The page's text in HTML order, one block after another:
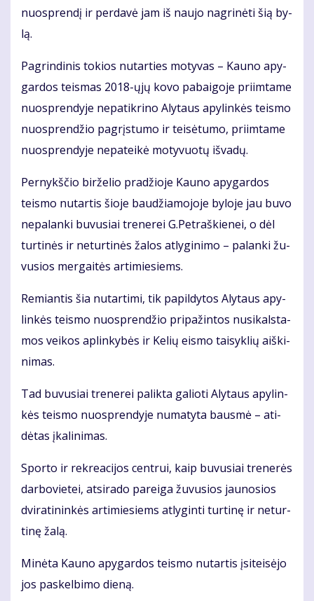
nuosp­ren­dį ir per­da­vė jam iš nau­jo nag­ri­nė­ti šią by­
lą.
Pa­grin­di­nis to­kios nu­tar­ties mo­ty­vas – Kau­no apy­
gar­dos teis­mas 2018-ųjų ko­vo pa­bai­go­je pri­im­ta­me
nuosp­ren­dy­je ne­pa­tik­ri­no Aly­taus apy­lin­kės teis­mo
nuosp­ren­džio pa­grįs­tu­mo ir tei­sė­tu­mo, pri­im­ta­me
nuosp­ren­dy­je ne­pa­tei­kė mo­ty­vuo­tų iš­va­dų.
Per­nykš­čio bir­že­lio pra­džio­je Kau­no apy­gar­dos
teis­mo nu­tar­tis šio­je bau­džia­mo­jo­je by­lo­je jau bu­vo
ne­pa­lan­ki bu­vu­siai tre­ne­rei G.Pet­raš­kie­nei, o dėl
tur­ti­nės ir ne­tur­ti­nės ža­los at­ly­gi­ni­mo – pa­lan­ki žu­
vu­sios mer­gai­tės ar­ti­mie­siems.
Re­mian­tis šia nu­tar­ti­mi, tik pa­pil­dy­tos Aly­taus apy­
lin­kės teis­mo nuosp­ren­džio pri­pa­žin­tos nu­si­kals­ta­
mos vei­kos ap­lin­ky­bės ir Ke­lių eis­mo tai­syk­lių aiš­ki­
ni­mas.
Tad bu­vu­siai tre­ne­rei pa­lik­ta ga­lio­ti Aly­taus apy­lin­
kės teis­mo nuosp­ren­dy­je nu­ma­ty­ta baus­mė – ati­
dė­tas įka­li­ni­mas.
Spor­to ir rek­re­a­ci­jos cen­trui, kaip bu­vu­siai tre­ne­rės
dar­bo­vie­tei, at­si­ra­do pa­rei­ga žu­vu­sios jau­no­sios
dvi­ra­ti­nin­kės ar­ti­mie­siems at­ly­gin­ti tur­ti­nę ir ne­tur­
ti­nę ža­lą.
Mi­nė­ta Kau­no apy­gar­dos teis­mo nu­tar­tis įsi­tei­sė­jo
jos pa­skel­bi­mo die­ną.